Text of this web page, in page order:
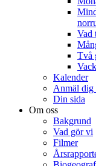
Vad
Två
Kalender
Anmäl dig
Din sida
Om oss
Bakgrund
Vad gör vi
Filmer